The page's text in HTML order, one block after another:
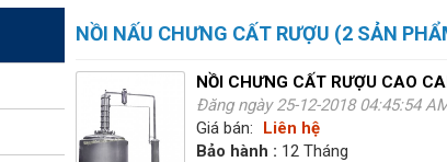
NỒI NẤU CHƯNG CẤT RƯỢU (2 SẢN
NỒI CHƯNG CẤT RƯỢU CAO
Đăng ngày 25-12-2018 04:45:54
Giá bán:
Liên hệ
Bảo hành : 12 Tháng